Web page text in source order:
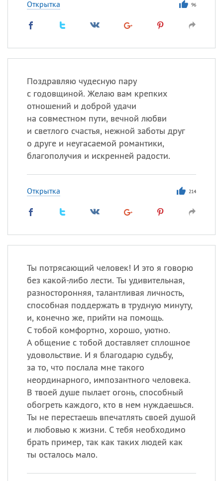
Открытка 96
Поздравляю чудесную пару
с годовщиной. Желаю вам крепких
отношений и доброй удачи
на совместном пути, вечной любви
и светлого счастья, нежной заботы друг
о друге и неугасаемой романтики,
благополучия и искренней радости.
Открытка 214
Ты потрясающий человек! И это я говорю
без какой-либо лести. Ты удивительная,
разносторонняя, талантливая личность,
способная поддержать в трудную минуту,
и, конечно же, прийти на помощь.
С тобой комфортно, хорошо, уютно.
А общение с тобой доставляет сплошное
удовольствие. И я благодарю судьбу,
за то, что послала мне такого
неординарного, импозантного человека.
В твоей душе пылает огонь, способный
обогреть каждого, кто в нем нуждаешься.
Ты не перестаешь впечатлять своей душой
и любовью к жизни. С тебя необходимо
брать пример, так как таких людей как
ты осталось мало.